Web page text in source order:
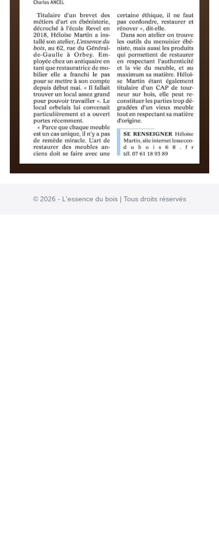
© 2026 - L'essence du bois | Tous droits réservés